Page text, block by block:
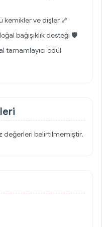
kemikler ve dişler 🦴
bağışıklık desteği 🛡️
tamamlayıcı ödül
değerleri belirtilmemiştir.